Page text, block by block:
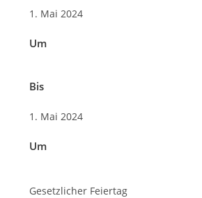
1. Mai 2024
Um
Bis
1. Mai 2024
Um
Gesetzlicher Feiertag